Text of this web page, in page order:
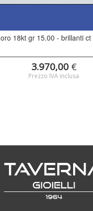
oro 18kt gr 15.00 - brillanti ct
3.970,00€
Prezzo IVA inclusa